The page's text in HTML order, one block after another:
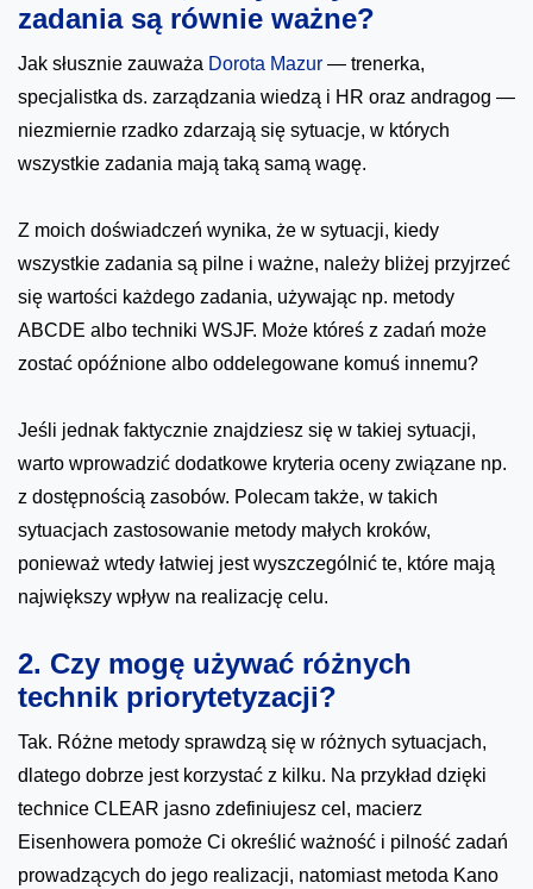
zadania są równie ważne?
Jak słusznie zauważa Dorota Mazur — trenerka,
specjalistka ds. zarządzania wiedzą i HR oraz andragog —
niezmiernie rzadko zdarzają się sytuacje, w których
wszystkie zadania mają taką samą wagę.
Z moich doświadczeń wynika, że w sytuacji, kiedy
wszystkie zadania są pilne i ważne, należy bliżej przyjrzeć
się wartości każdego zadania, używając np. metody
ABCDE albo techniki WSJF. Może któreś z zadań może
zostać opóźnione albo oddelegowane komuś innemu?
Jeśli jednak faktycznie znajdziesz się w takiej sytuacji,
warto wprowadzić dodatkowe kryteria oceny związane np.
z dostępnością zasobów. Polecam także, w takich
sytuacjach zastosowanie metody małych kroków,
ponieważ wtedy łatwiej jest wyszczególnić te, które mają
największy wpływ na realizację celu.
2. Czy mogę używać różnych
technik priorytetyzacji?
Tak. Różne metody sprawdzą się w różnych sytuacjach,
dlatego dobrze jest korzystać z kilku. Na przykład dzięki
technice CLEAR jasno zdefiniujesz cel, macierz
Eisenhowera pomoże Ci określić ważność i pilność zadań
prowadzących do jego realizacji, natomiast metoda Kano